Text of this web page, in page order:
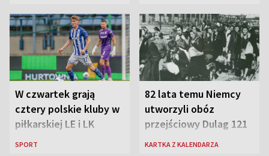
W czwartek grają
cztery polskie kluby w
piłkarskiej LE i LK
SPORT
82 lata temu Niemcy
utworzyli obóz
przejściowy Dulag 121
KARTKA Z KALENDARZA